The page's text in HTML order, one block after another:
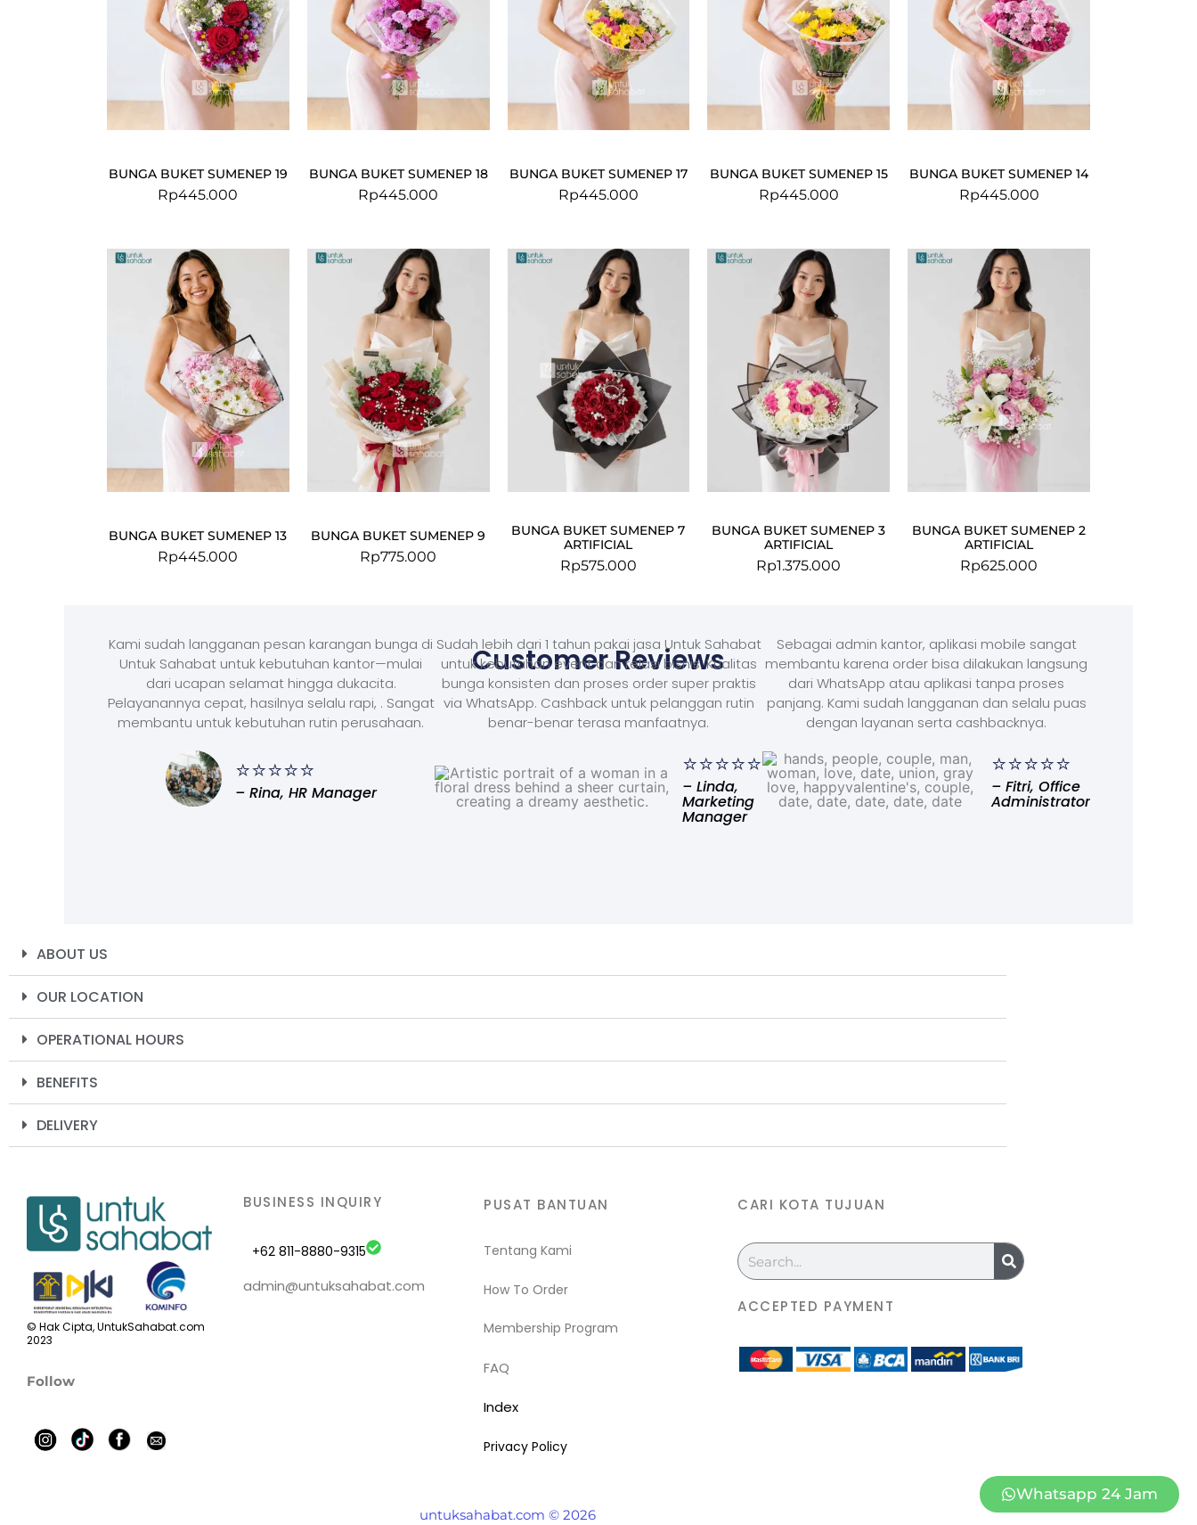
BUNGA BUKET SUMENEP 19
Rp445.000
BUNGA BUKET SUMENEP 18
Rp445.000
BUNGA BUKET SUMENEP 17
Rp445.000
BUNGA BUKET SUMENEP 15
Rp445.000
BUNGA BUKET SUMENEP 14
Rp445.000
BUNGA BUKET SUMENEP 13
Rp445.000
BUNGA BUKET SUMENEP 9
Rp775.000
BUNGA BUKET SUMENEP 7
ARTIFICIAL
Rp575.000
BUNGA BUKET SUMENEP 3
ARTIFICIAL
Rp1.375.000
BUNGA BUKET SUMENEP 2
ARTIFICIAL
Rp625.000
Customer Reviews
Kami sudah langganan pesan karangan bunga di
Untuk Sahabat untuk kebutuhan kantor—mulai
dari ucapan selamat hingga dukacita.
Pelayanannya cepat, hasilnya selalu rapi, . Sangat
membantu untuk kebutuhan rutin perusahaan.
⭐⭐⭐⭐⭐
– Rina, HR Manager
Sudah lebih dari 1 tahun pakai jasa Untuk Sahabat
untuk kebutuhan event dan relasi bisnis. Kualitas
bunga konsisten dan proses order super praktis
via WhatsApp. Cashback untuk pelanggan rutin
benar-benar terasa manfaatnya.
⭐⭐⭐⭐⭐
– Linda,
Marketing
Manager
Sebagai admin kantor, aplikasi mobile sangat
membantu karena order bisa dilakukan langsung
dari WhatsApp atau aplikasi tanpa proses
panjang. Kami sudah langganan dan selalu puas
dengan layanan serta cashbacknya.
⭐⭐⭐⭐⭐
– Fitri, Office
Administrator
ABOUT US
OUR LOCATION
OPERATIONAL HOURS
BENEFITS
DELIVERY
© Hak Cipta, UntukSahabat.com
2023
Follow
BUSINESS INQUIRY
+62 811-8880-9315
admin@untuksahabat.com
PUSAT BANTUAN
Tentang Kami
How To Order
Membership Program
FAQ
Index
Privacy Policy
CARI KOTA TUJUAN
Search
ACCEPTED PAYMENT
untuksahabat.com © 2026
Whatsapp 24 Jam